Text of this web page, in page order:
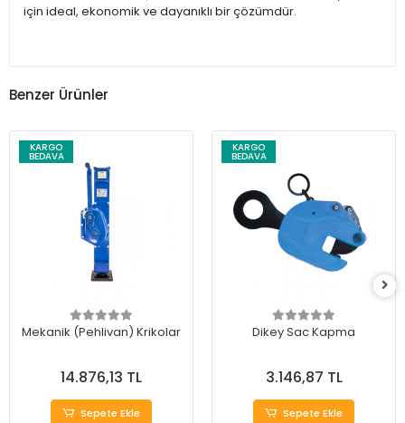
için ideal, ekonomik ve dayanıklı bir çözümdür.
Benzer Ürünler
KARGO
BEDAVA
Mekanik (Pehlivan) Krikolar
14.876,13 TL
Sepete Ekle
KARGO
BEDAVA
Dikey Sac Kapma
3.146,87 TL
Sepete Ekle